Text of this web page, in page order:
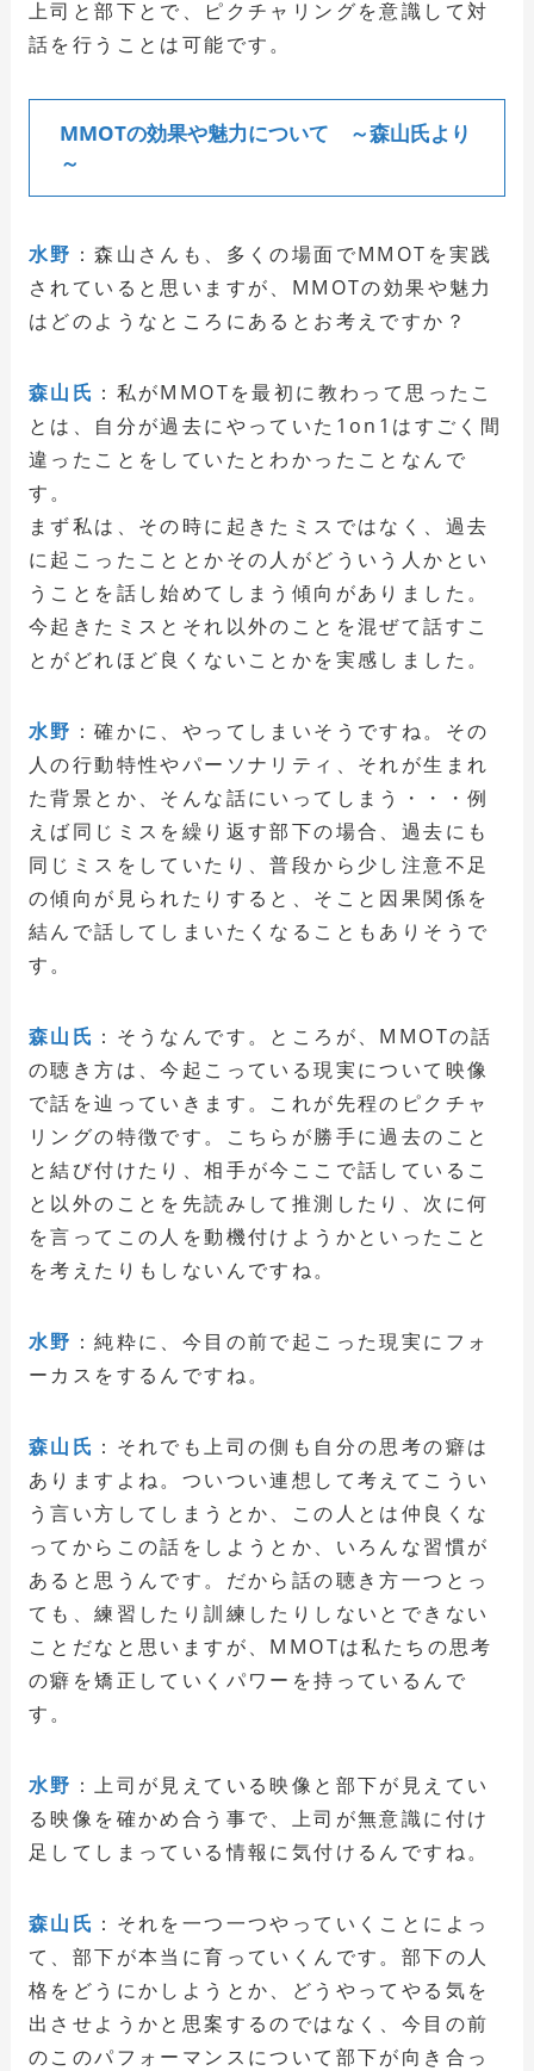
上司と部下とで、ピクチャリングを意識して対
話を行うことは可能です。
MMOTの効果や魅力について ～森山氏より
～
水野 ：森山さんも、多くの場面でMMOTを実践
されていると思いますが、MMOTの効果や魅力
はどのようなところにあるとお考えですか？
森山氏 ：私がMMOTを最初に教わって思ったこ
とは、自分が過去にやっていた1on1はすごく間
違ったことをしていたとわかったことなんで
す。
まず私は、その時に起きたミスではなく、過去
に起こったこととかその人がどういう人かとい
うことを話し始めてしまう傾向がありました。
今起きたミスとそれ以外のことを混ぜて話すこ
とがどれほど良くないことかを実感しました。
水野 ：確かに、やってしまいそうですね。その
人の行動特性やパーソナリティ、それが生まれ
た背景とか、そんな話にいってしまう・・・例
えば同じミスを繰り返す部下の場合、過去にも
同じミスをしていたり、普段から少し注意不足
の傾向が見られたりすると、そこと因果関係を
結んで話してしまいたくなることもありそうで
す。
森山氏 ：そうなんです。ところが、MMOTの話
の聴き方は、今起こっている現実について映像
で話を辿っていきます。これが先程のピクチャ
リングの特徴です。こちらが勝手に過去のこと
と結び付けたり、相手が今ここで話しているこ
と以外のことを先読みして推測したり、次に何
を言ってこの人を動機付けようかといったこと
を考えたりもしないんですね。
水野 ：純粋に、今目の前で起こった現実にフォ
ーカスをするんですね。
森山氏 ：それでも上司の側も自分の思考の癖は
ありますよね。ついつい連想して考えてこうい
う言い方してしまうとか、この人とは仲良くな
ってからこの話をしようとか、いろんな習慣が
あると思うんです。だから話の聴き方一つとっ
ても、練習したり訓練したりしないとできない
ことだなと思いますが、MMOTは私たちの思考
の癖を矯正していくパワーを持っているんで
す。
水野 ：上司が見えている映像と部下が見えてい
る映像を確かめ合う事で、上司が無意識に付け
足してしまっている情報に気付けるんですね。
森山氏 ：それを一つ一つやっていくことによっ
て、部下が本当に育っていくんです。部下の人
格をどうにかしようとか、どうやってやる気を
出させようかと思案するのではなく、今目の前
のこのパフォーマンスについて部下が向き合っ